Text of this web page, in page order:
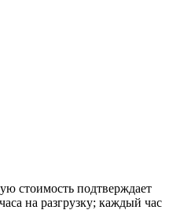
стоимость подтверждает
на разгрузку; каждый час